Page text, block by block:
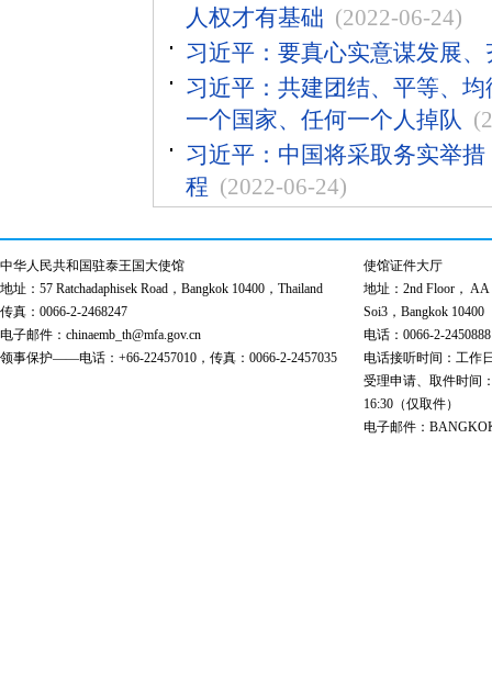
人权才有基础 (2022-06-24)
习近平：要真心实意谋发展
习近平：共建团结、平等、
一个国家、任何一个人掉队
习近平：中国将采取务实举
程 (2022-06-24)
中华人民共和国驻泰王国大使馆
地址：57 Ratchadaphisek Road，Bangkok 10400，Thailand
传真：0066-2-2468247
电子邮件：chinaemb_th@mfa.gov.cn
领事保护——电话：+66-22457010，传真：0066-2-2457035
使馆证件大厅
地址：2nd Floor， AA
Soi3，Bangkok 10400
电话：0066-2-
电话接听时间：工作
受理申请、取件时间
16:30（仅取件）
电子邮件：